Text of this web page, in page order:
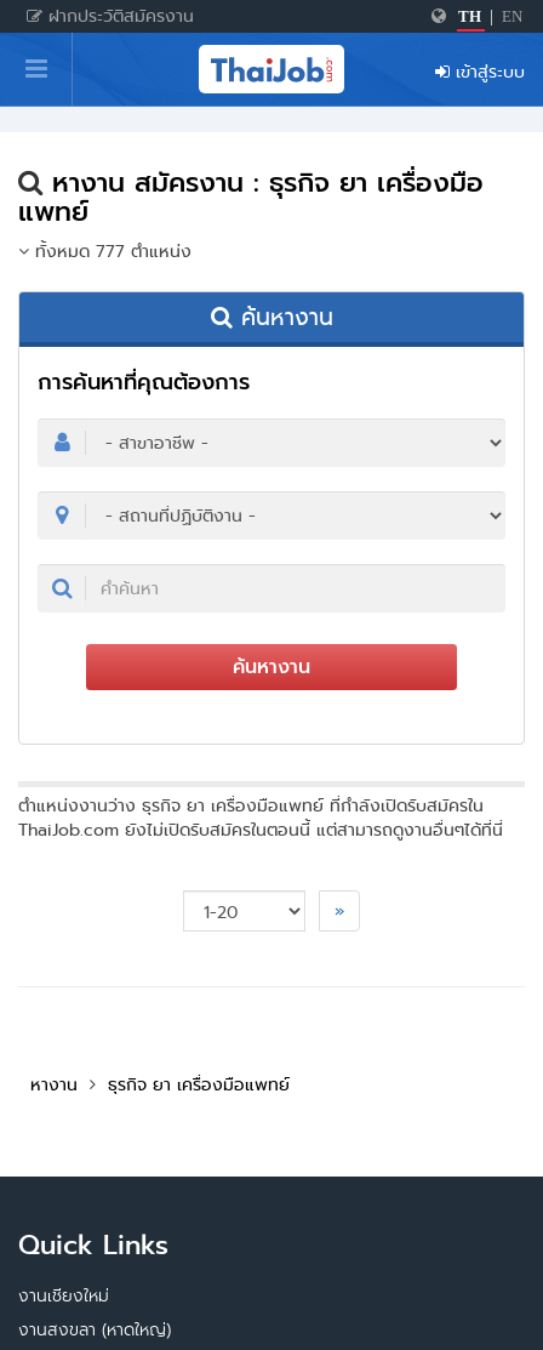
ฝากประวัติสมัครงาน TH EN
หน้าหลัก
ผู้สมัครงาน: เข้าสู่ระบบ
เกร็ดความรู้
สำหรับผู้ประกอบการ
เข้าสู่ระบบ
หางาน สมัครงาน : ธุรกิจ ยา เครื่องมือ
แพทย์
ทั้งหมด 777 ตำแหน่ง
ค้นหางาน
การค้นหาที่คุณต้องการ
ค้นหางาน
ตำแหน่งงานว่าง ธุรกิจ ยา เครื่องมือแพทย์ ที่กำลังเปิดรับสมัครใน
ThaiJob.com ยังไม่เปิดรับสมัครในตอนนี้ แต่สามารถดูงานอื่นๆได้ที่นี่
»
หางาน ธุรกิจ ยา เครื่องมือแพทย์
Quick Links
งานเชียงใหม่
งานสงขลา (หาดใหญ่)